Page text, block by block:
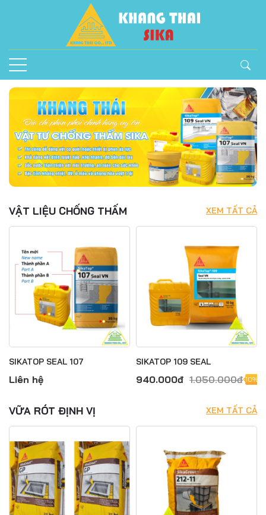
VẬT LIỆU CHỐNG THẤM XEM TẤT CẢ
SIKATOP SEAL 107
Liên hệ
SIKATOP 109 SEAL
940.000đ 1.050.000đ-10%
VỮA RÓT ĐỊNH VỊ XEM TẤT CẢ